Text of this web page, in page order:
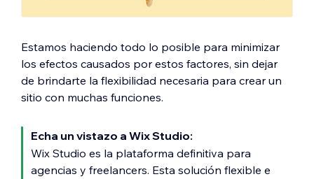
Estamos haciendo todo lo posible para minimizar
los efectos causados por estos factores, sin dejar
de brindarte la flexibilidad necesaria para crear un
sitio con muchas funciones.
Echa un vistazo a Wix Studio:
Wix Studio es la plataforma definitiva para
agencias y freelancers. Esta solución flexible e